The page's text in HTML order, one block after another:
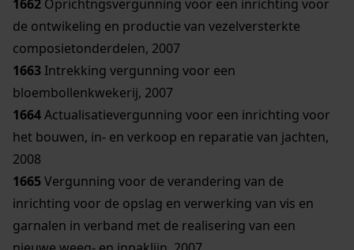
1662 Oprichtngsvergunning voor een inrichting voor
de ontwikeling en productie van vezelversterkte
composietonderdelen, 2007
1663 Intrekking vergunning voor een
bloembollenkwekerij, 2007
1664Actualisatievergunning voor een inrichting voor
het bouwen, in- en verkoop en reparatie van jachten,
2008
1665Vergunning voor de verandering van de
inrichting voor de opslag en verwerking van vis en
garnalen in verband met de realisering van een